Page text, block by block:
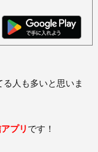
人も多いと思いま
プリ です！